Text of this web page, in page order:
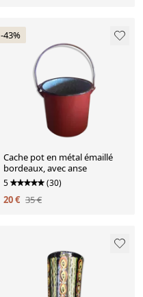
-43%
Cache pot en métal émaillé
bordeaux, avec anse
5 (30)
20 € 35 €